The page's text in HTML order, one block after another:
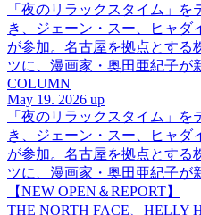
「夜のリラックスタイム」
き、ジェーン・スー、ヒャダ
が参加。名古屋を拠点とする
ツに、漫画家・奥田亜紀子が
COLUMN
May 19. 2026 up
「夜のリラックスタイム」
き、ジェーン・スー、ヒャダ
が参加。名古屋を拠点とする
ツに、漫画家・奥田亜紀子が
【NEW OPEN＆REPORT】
THE NORTH FACE、HELLY